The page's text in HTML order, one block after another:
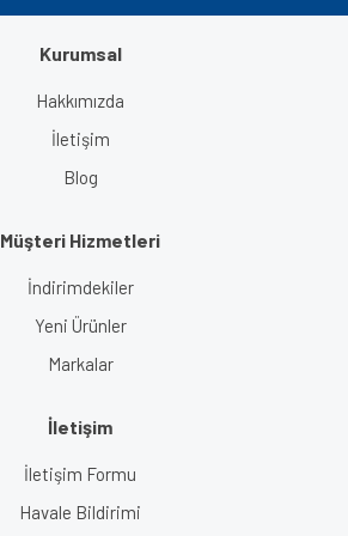
Gönder
Kurumsal
Hakkımızda
İletişim
Blog
Müşteri Hizmetleri
İndirimdekiler
Yeni Ürünler
Markalar
İletişim
İletişim Formu
Havale Bildirimi